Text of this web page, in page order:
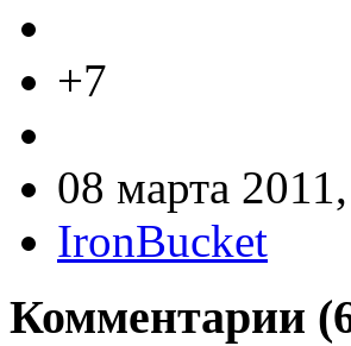
+7
08 марта
IronBucket
Комментарии (